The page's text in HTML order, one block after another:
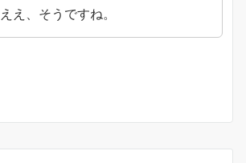
ええ、そうですね。